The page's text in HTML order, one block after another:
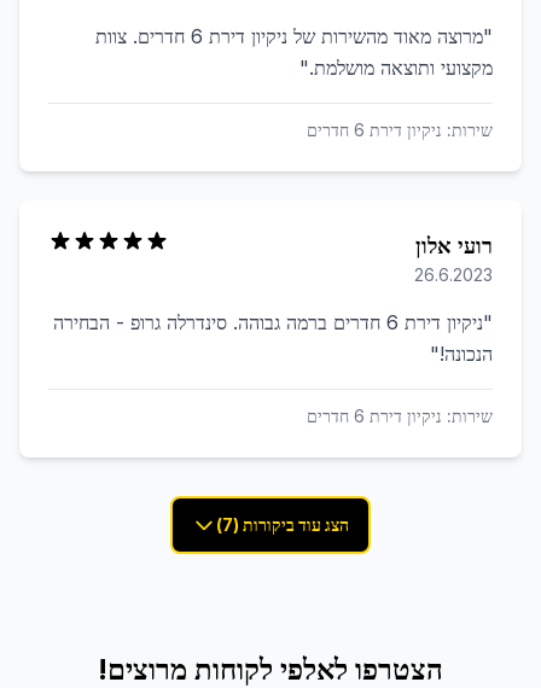
"
מרוצה מאוד מהשירות של ניקיון דירת 6 חדרים. צוות
מקצועי ותוצאה מושלמת."
שירות: ניקיון דירת 6 חדרים
רועי אלון
26.6.2023
"
ניקיון דירת 6 חדרים ברמה גבוהה. סינדרלה גרופ - הבחירה
הנכונה!"
שירות: ניקיון דירת 6 חדרים
הצג עוד ביקורות (7)
הצטרפו לאלפי לקוחות מרוצים!